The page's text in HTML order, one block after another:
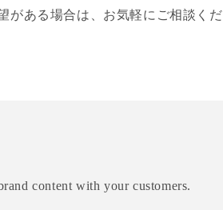
がある場合は、お気軽にご相談くだ
content with your customers.